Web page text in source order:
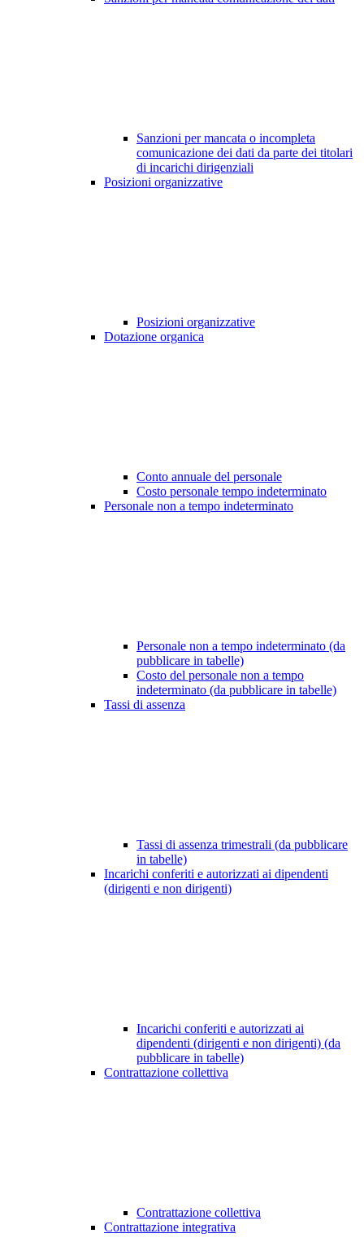
Sanzioni per mancata o incompleta
comunicazione dei dati da parte dei titolari
di incarichi dirigenziali
Posizioni organizzative
Posizioni organizzative
Dotazione organica
Conto annuale del personale
Costo personale tempo indeterminato
Personale non a tempo indeterminato
Personale non a tempo indeterminato (da
pubblicare in tabelle)
Costo del personale non a tempo
indeterminato (da pubblicare in tabelle)
Tassi di assenza
Tassi di assenza trimestrali (da pubblicare
in tabelle)
Incarichi conferiti e autorizzati ai dipendenti
(dirigenti e non dirigenti)
Incarichi conferiti e autorizzati ai
dipendenti (dirigenti e non dirigenti) (da
pubblicare in tabelle)
Contrattazione collettiva
Contrattazione collettiva
Contrattazione integrativa